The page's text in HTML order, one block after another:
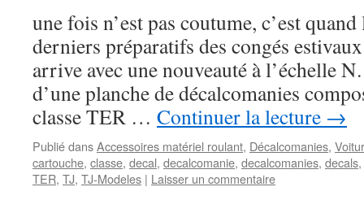
une fois n’est pas coutume, c’est
derniers préparatifs des congés
arrive avec une nouveauté à l’échelle
d’une planche de décalcomanies
classe TER … Continuer la lecture →
Publié dansAccessoires matériel roulant, Décalcomanies,
cartouche, classe, decal, decalcomanie, decalcomanies, decals,
TER, TJ, TJ-Modeles | Laisser un commentaire